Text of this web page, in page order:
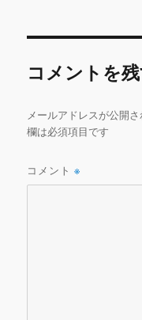
o
k
コメントを
メールアドレスが公開さ
欄は必須項目です
コメント※